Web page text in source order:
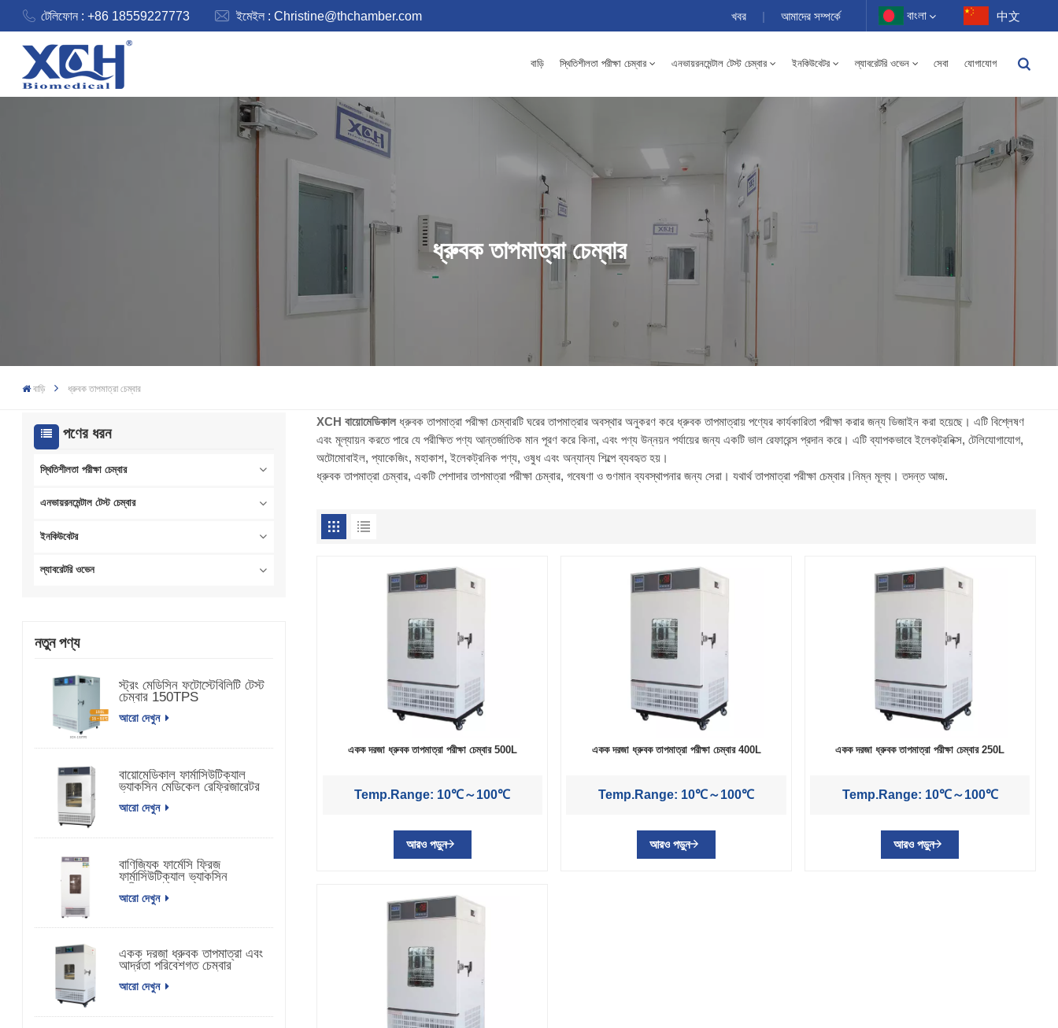
টেলিফোন : +86 18559227773 ইমেইল :Christine@thchamber.com খবর | আমাদের সম্পর্কে বাংলা
Français
Português
Melayu
中文
বাড়ি স্থিতিশীলতা পরীক্ষা চেম্বার এনভায়রনমেন্টাল টেস্ট চেম্বার ইনকিউবেটর ল্যাবরেটরি ওভেন সেবা যোগাযোগ
ধ্রুবক তাপমাত্রা চেম্বার
বাড়ি ধ্রুবক তাপমাত্রা চেম্বার
পণের ধরন
স্থিতিশীলতা পরীক্ষা চেম্বার
এনভায়রনমেন্টাল টেস্ট চেম্বার
ইনকিউবেটর
ল্যাবরেটরি ওভেন
নতুন পণ্য
স্ট্রং মেডিসিন ফটোস্টেবিলিটি টেস্ট
চেম্বার 150TPS
আরো দেখুন
বায়োমেডিকাল ফার্মাসিউটিক্যাল
ভ্যাকসিন মেডিকেল রেফ্রিজারেটর
আরো দেখুন
বাণিজ্যিক ফার্মেসি ফ্রিজ
ফার্মাসিউটিক্যাল ভ্যাকসিন
রেফ্রিজারেটর
আরো দেখুন
একক দরজা ধ্রুবক তাপমাত্রা এবং
আর্দ্রতা পরিবেশগত চেম্বার
আরো দেখুন
XCH বায়োমেডিকাল ধ্রুবক তাপমাত্রা পরীক্ষা চেম্বারটি ঘরের তাপমাত্রার অবস্থার অনুকরণ করে ধ্রুবক তাপমাত্রায় পণ্যের কার্যকারিতা পরীক্ষা করার জন্য ডিজাইন করা হয়েছে। এটি বিশ্লেষণ
এবং মূল্যায়ন করতে পারে যে পরীক্ষিত পণ্য আন্তর্জাতিক মান পূরণ করে কিনা, এবং পণ্য উন্নয়ন পর্যায়ের জন্য একটি ভাল রেফারেন্স প্রদান করে। এটি ব্যাপকভাবে ইলেকট্রনিক্স, টেলিযোগাযোগ,
অটোমোবাইল, প্যাকেজিং, মহাকাশ, ইলেকট্রনিক পণ্য, ওষুধ এবং অন্যান্য শিল্পে ব্যবহৃত হয়।
ধ্রুবক তাপমাত্রা চেম্বার, একটি পেশাদার তাপমাত্রা পরীক্ষা চেম্বার, গবেষণা ও গুণমান ব্যবস্থাপনার জন্য সেরা। যথার্থ তাপমাত্রা পরীক্ষা চেম্বার।নিম্ন মূল্য। তদন্ত আজ.
একক দরজা ধ্রুবক তাপমাত্রা পরীক্ষা চেম্বার 500L
Temp.Range: 10℃～100℃
আরও পড়ুন
একক দরজা ধ্রুবক তাপমাত্রা পরীক্ষা চেম্বার 400L
Temp.Range: 10℃～100℃
আরও পড়ুন
একক দরজা ধ্রুবক তাপমাত্রা পরীক্ষা চেম্বার 250L
Temp.Range: 10℃～100℃
আরও পড়ুন